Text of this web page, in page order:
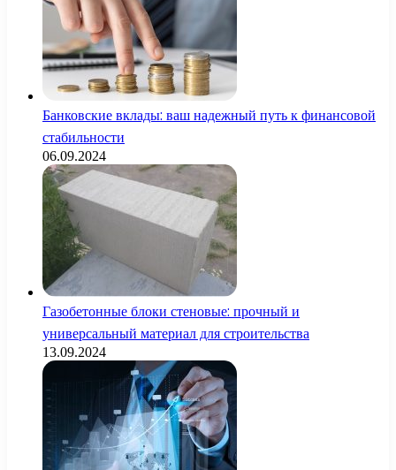
Банковские вклады: ваш надежный путь к финансовой
стабильности
06.09.2024
Газобетонные блоки стеновые: прочный и
универсальный материал для строительства
13.09.2024